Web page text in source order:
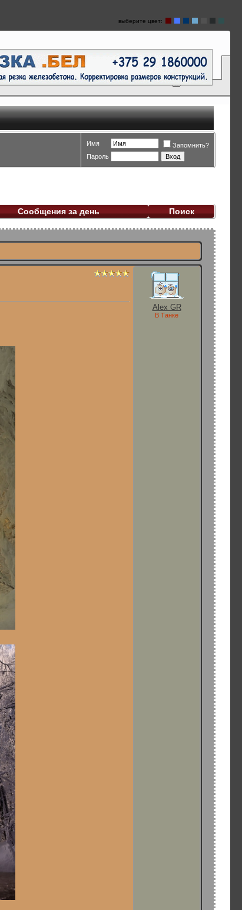
выберите цвет:
Имя
Запомнить?
Пароль
Сообщения за день Поиск
Alex GR
В Танке